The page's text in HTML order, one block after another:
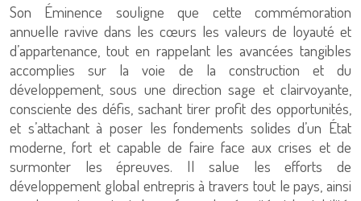
Son Éminence souligne que cette commémoration
annuelle ravive dans les cœurs les valeurs de loyauté et
d’appartenance, tout en rappelant les avancées tangibles
accomplies sur la voie de la construction et du
développement, sous une direction sage et clairvoyante,
consciente des défis, sachant tirer profit des opportunités,
et s’attachant à poser les fondements solides d’un État
moderne, fort et capable de faire face aux crises et de
surmonter les épreuves. Il salue les efforts de
développement global entrepris à travers tout le pays, ainsi